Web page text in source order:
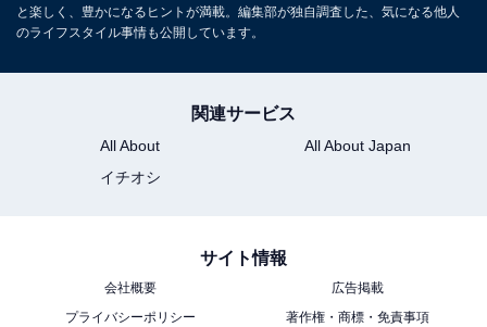
黒糖ソースのとろ〜り感も増すので、食べる前にレンジ
で加熱するのがおすすめです。
「京都 宇治抹茶あんまん（黒糖ソース入り）」は、1個
130円（税込）で販売されています。数量限定となって
いるので、気になる方は早めにファミマへ行ってみてく
と楽しく、豊かになるヒントが満載。編集部が独自調査した、気になる他人
のライフスタイル事情も公開しています。
関連サービス
All About
All About Japan
イチオシ
サイト情報
会社概要
広告掲載
プライバシーポリシー
著作権・商標・免責事項